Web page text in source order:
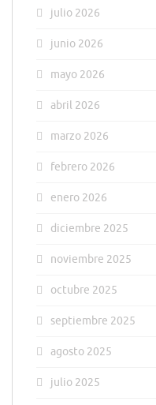
julio 2026
junio 2026
mayo 2026
abril 2026
marzo 2026
febrero 2026
enero 2026
diciembre 2025
noviembre 2025
octubre 2025
septiembre 2025
agosto 2025
julio 2025